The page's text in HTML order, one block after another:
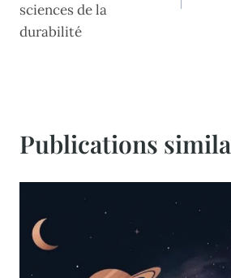
sciences de la
durabilité
Publications